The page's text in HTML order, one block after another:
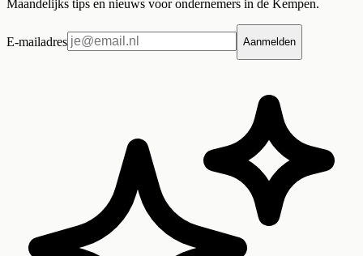
Maandelijks tips en nieuws voor ondernemers in de Kempen.
E-mailadres Aanmelden